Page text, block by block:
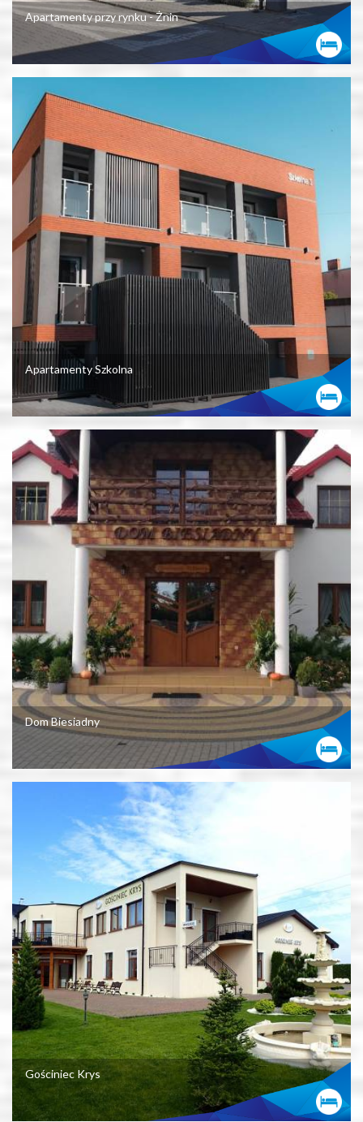
Apartamenty przy rynku - Żnin
Apartamenty Szkolna
Dom Biesiadny
Gościniec Krys